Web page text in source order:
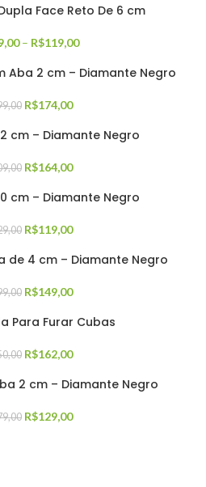
Face Reto De 6 cm
– R$119,00
Aba 2 cm – Diamante Negro
R$174,00
cm – Diamante Negro
R$164,00
cm – Diamante Negro
R$119,00
de 4 cm – Diamante Negro
R$149,00
Para Furar Cubas
R$162,00
2 cm – Diamante Negro
R$129,00